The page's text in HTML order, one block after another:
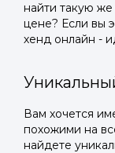
найти такую
цене? Если вы
хенд онлайн -
Вам хочется
похожими на
найдете